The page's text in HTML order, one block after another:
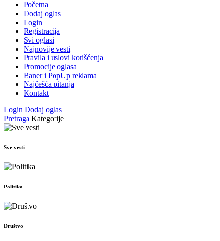
Početna
Dodaj oglas
Login
Registracija
Svi oglasi
Najnovije vesti
Pravila i uslovi korišćenja
Promocije oglasa
Baner i PopUp reklama
Najčešća pitanja
Kontakt
Login Dodaj oglas
Pretraga Kategorije
Sve vesti
Politika
Društvo